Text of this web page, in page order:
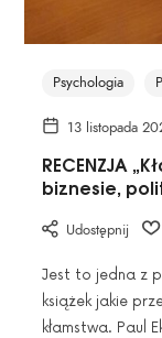
Psychologia
13 listopada
RECENZJA
biznesie,
Udostępnij
Jest to jedna z
książek jakie
kłamstwa. Paul